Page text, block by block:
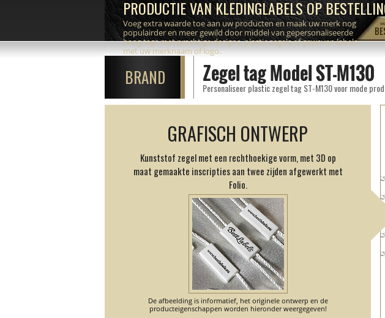
PRODUCTIE VAN KLEDINGLABELS OP
Voeg extra waarde toe aan uw producten en maak uw merk nog
populairder en meer gewild door middel van gepersonaliseerde
hang tags met prachtige designs, plastic zegels of geweven labels
met uw merknaam of logo.
BRAND Zegel tag Model ST-M130
Personaliseer plastic zegel tag ST-M130 voor mode
GRAFISCH ONTWERP
Kunststof zegel met een rechthoekige vorm, met 3D op
maat gemaakte inscripties aan twee zijden afgewerkt met
Folio.
De afbeelding is informatief, het originele ontwerp en de
producteigenschappen worden hieronder weergegeven!